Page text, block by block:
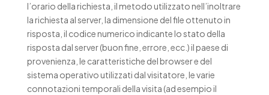
l’orario della richiesta, il metodo utilizzato nell’inoltrare
la richiesta al server, la dimensione del file ottenuto in
risposta, il codice numerico indicante lo stato della
risposta dal server (buon fine, errore, ecc.) il paese di
provenienza, le caratteristiche del browser e del
sistema operativo utilizzati dal visitatore, le varie
connotazioni temporali della visita (ad esempio il